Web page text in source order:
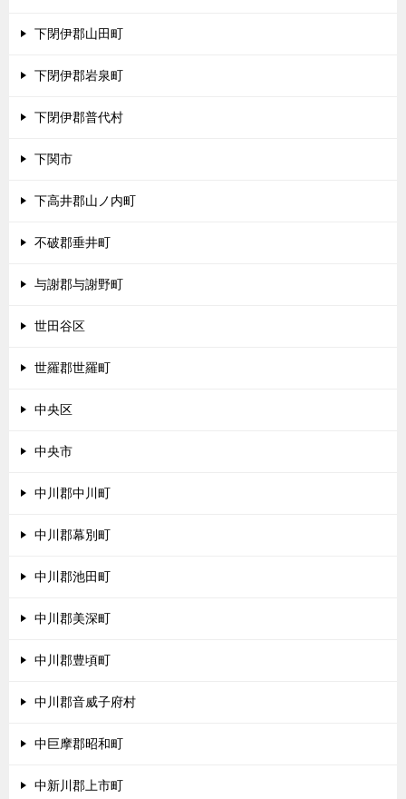
下閉伊郡山田町
下閉伊郡岩泉町
下閉伊郡普代村
下関市
下高井郡山ノ内町
不破郡垂井町
与謝郡与謝野町
世田谷区
世羅郡世羅町
中央区
中央市
中川郡中川町
中川郡幕別町
中川郡池田町
中川郡美深町
中川郡豊頃町
中川郡音威子府村
中巨摩郡昭和町
中新川郡上市町